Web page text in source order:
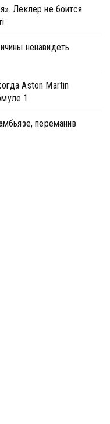
Леклер не боится
ненавидеть
Aston Martin
1
переманив